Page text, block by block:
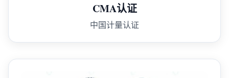
CMA认证
中国计量认证